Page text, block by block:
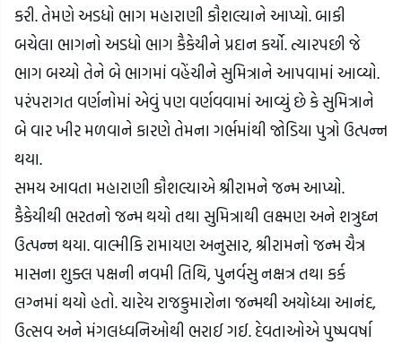
કરી. તેમણે અડધો ભાગ મહારાણી કૌશલ્યાને આપ્યો. બાકી
બચેલા ભાગનો અડધો ભાગ કૈકેયીને પ્રદાન કર્યો. ત્યારપછી જે
ભાગ બચ્યો તેને બે ભાગમાં વહેંચીને સુમિત્રાને આપવામાં આવ્યો.
પરંપરાગત વર્ણનોમાં એવું પણ વર્ણવવામાં આવ્યું છે કે સુમિત્રાને
બે વાર ખીર મળવાને કારણે તેમના ગર્ભમાંથી જોડિયા પુત્રો ઉત્પન્ન
થયા.
સમય આવતા મહારાણી કૌશલ્યાએ શ્રીરામને જન્મ આપ્યો.
કૈકેયીથી ભરતનો જન્મ થયો તથા સુમિત્રાથી લક્ષ્મણ અને શત્રુઘ્ન
ઉત્પન્ન થયા. વાલ્મીકિ રામાયણ અનુસાર, શ્રીરામનો જન્મ ચૈત્ર
માસના શુક્લ પક્ષની નવમી તિથિ, પુનર્વસુ નક્ષત્ર તથા કર્ક
લગ્નમાં થયો હતો. ચારેય રાજકુમારોના જન્મથી અયોધ્યા આનંદ,
ઉત્સવ અને મંગલધ્વનિઓથી ભરાઈ ગઈ. દેવતાઓએ પુષ્પવર્ષા